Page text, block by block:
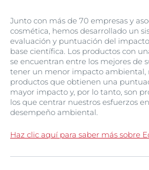
Junto con más de 70 empresas y
cosmética, hemos desarrollado un
evaluación y puntuación del
base científica. Los productos con
se encuentran entre los mejores de
tener un menor impacto ambiental,
productos que obtienen una
mayor impacto y, por lo tanto, son
los que centrar nuestros esfuerzos
desempeño ambiental.
Haz clic aquí para saber más sobre